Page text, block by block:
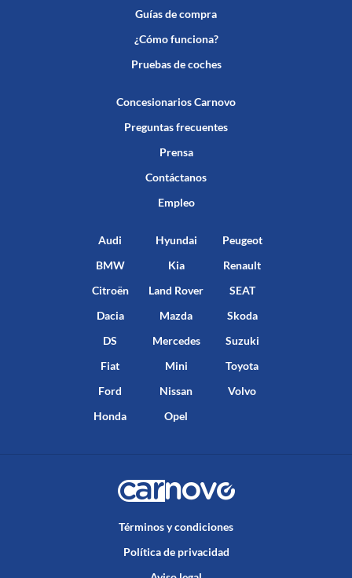
Guías de compra
¿Cómo funciona?
Pruebas de coches
Concesionarios Carnovo
Preguntas frecuentes
Prensa
Contáctanos
Empleo
Audi
BMW
Citroën
Dacia
DS
Fiat
Ford
Honda
Hyundai
Kia
Land Rover
Mazda
Mercedes
Mini
Nissan
Opel
Peugeot
Renault
SEAT
Skoda
Suzuki
Toyota
Volvo
Términos y condiciones
Política de privacidad